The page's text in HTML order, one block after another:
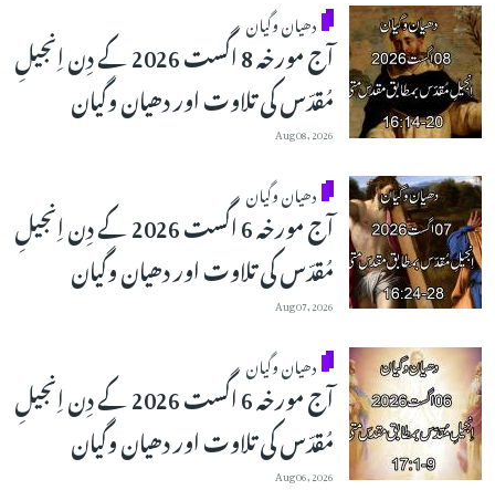
دھیان وگیان
آج مورخہ 8 اگست 2026 کے دِن اِنجیلِ
مُقدّس کی تلاوت اور دھیان وگیان
Aug 08, 2026
دھیان وگیان
آج مورخہ 6 اگست 2026 کے دِن اِنجیلِ
مُقدّس کی تلاوت اور دھیان وگیان
Aug 07, 2026
دھیان وگیان
آج مورخہ 6 اگست 2026 کے دِن اِنجیلِ
مُقدّس کی تلاوت اور دھیان وگیان
Aug 06, 2026